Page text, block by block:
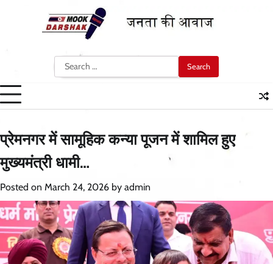
Search
for:
प्रेमनगर में सामूहिक कन्या पूजन में शामिल हुए
मुख्यमंत्री धामी…
Posted on March 24, 2026 by admin